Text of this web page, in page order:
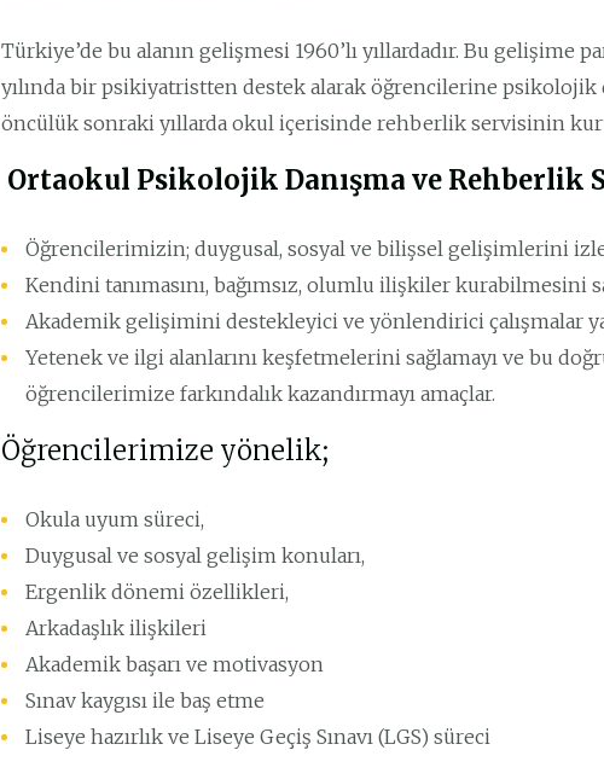
Türkiye’de bu alanın gelişmesi 1960’lı yıllardadır. Bu gelişime
yılında bir psikiyatristten destek alarak öğrencilerine psikolojik
öncülük sonraki yıllarda okul içerisinde rehberlik servisinin
Ortaokul Psikolojik Danışma ve Rehberlik
Öğrencilerimizin; duygusal, sosyal ve bilişsel gelişimlerini
Kendini tanımasını, bağımsız, olumlu ilişkiler kurabilmesini
Akademik gelişimini destekleyici ve yönlendirici çalışmalar
Yetenek ve ilgi alanlarını keşfetmelerini sağlamayı ve bu
öğrencilerimize farkındalık kazandırmayı amaçlar.
Öğrencilerimize yönelik;
Okula uyum süreci,
Duygusal ve sosyal gelişim konuları,
Ergenlik dönemi özellikleri,
Arkadaşlık ilişkileri
Akademik başarı ve motivasyon
Sınav kaygısı ile baş etme
Liseye hazırlık ve Liseye Geçiş Sınavı (LGS) süreci